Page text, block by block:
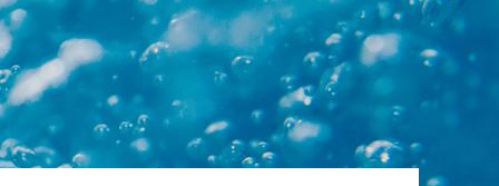
BALLON EAU CHAUDE
SANITAIRE